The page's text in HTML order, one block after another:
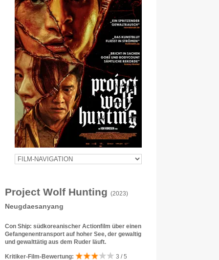
Project Wolf Hunting (2023)
Neugdaesanyang
Con Ship: südkoreanischer Actionfilm über einen
Gefangenentransport auf hoher See, der gewaltig
und gewalttätig aus dem Ruder läuft.
Kritiker-Film-Bewertung:
3 / 5